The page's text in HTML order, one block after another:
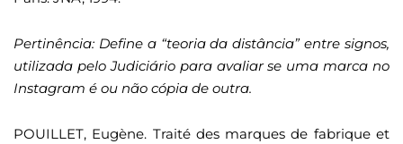
Pertinência: Define a “teoria da distância” entre signos,
utilizada pelo Judiciário para avaliar se uma marca no
Instagram é ou não cópia de outra.
POUILLET, Eugène. Traité des marques de fabrique et